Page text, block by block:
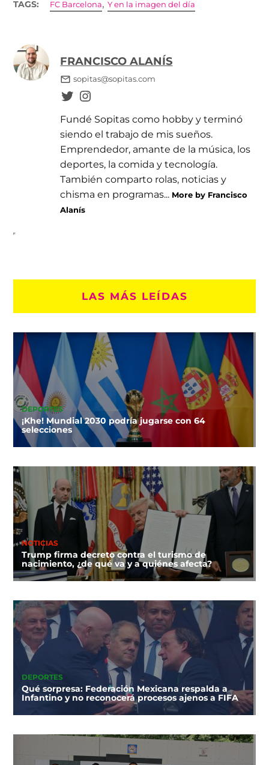
TAGS: FC Barcelona,Y en la imagen del día
FRANCISCO ALANÍS
sopitas@sopitas.com
Fundé Sopitas como hobby y terminó
siendo el trabajo de mis sueños.
Emprendedor, amante de la música, los
deportes, la comida y tecnología.
También comparto rolas, noticias y
chisma en programas... More by Francisco
Alanís
LAS MÁS LEÍDAS
DEPORTES
¡Khe! Mundial 2030 podría jugarse con 64
selecciones
NOTICIAS
Trump firma decreto contra el turismo de
nacimiento, ¿de qué va y a quiénes afecta?
DEPORTES
Qué sorpresa: Federación Mexicana respalda a
Infantino y no reconocerá procesos ajenos a FIFA